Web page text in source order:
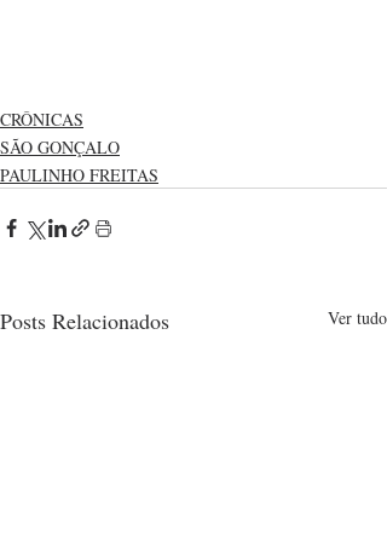
CRÔNICAS
SÃO GONÇALO
PAULINHO FREITAS
Posts Relacionados Ver tudo